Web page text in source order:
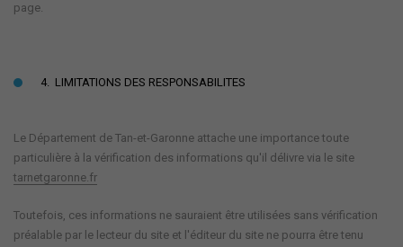
page.
4. LIMITATIONS DES RESPONSABILITES
Le Département de Tan-et-Garonne attache une importance toute
particulière à la vérification des informations qu'il délivre via le site
tarnetgaronne.fr
Toutefois, ces informations ne sauraient être utilisées sans vérification
préalable par le lecteur du site et l'éditeur du site ne pourra être tenu